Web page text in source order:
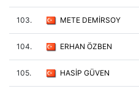
103. METE DEMİRSOY
104. ERHAN ÖZBEN
105. HASİP GÜVEN